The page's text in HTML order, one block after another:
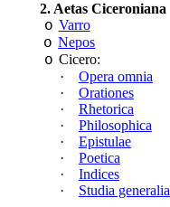
2. Aetas Ciceroniana
o Varro
o Nepos
o Cicero:
·
Opera omnia
·
Orationes
·
Rhetorica
·
Philosophica
·
Epistulae
·
Poetica
·
Indices
·
Studia generalia